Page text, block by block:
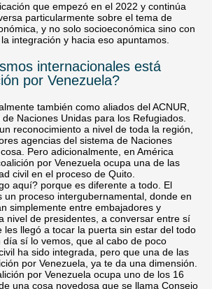
que empezó en el 2022 y continúa
particularmente sobre el tema de
y no solo socioeconómica sino con
integración y hacia eso apuntamos.
internacionales está
por Venezuela?
también como aliados del ACNUR,
Naciones Unidas para los Refugiados.
reconocimiento a nivel de toda la región,
agencias del sistema de Naciones
Pero adicionalmente, en América
por Venezuela ocupa una de las
civil en el proceso de Quito.
aquí? porque es diferente a todo. El
un proceso intergubernamental, donde en
simplemente entre embajadores y
nivel de presidentes, a conversar entre sí
les llegó a tocar la puerta sin estar del todo
día sí lo vemos, que al cabo de poco
ha sido integrada, pero que una de las
por Venezuela, ya te da una dimensión.
por Venezuela ocupa uno de los 16
una cosa novedosa que se llama Consejo